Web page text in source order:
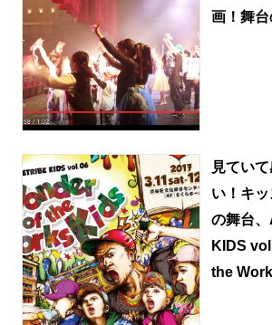
画！舞台
見てい
い！キ
の舞台
KIDS
the